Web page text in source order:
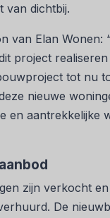
van dichtbij.
van Elan Wonen:
project
tot nu
nieuwe
en aantrekkelijke
zijn verkocht en
De